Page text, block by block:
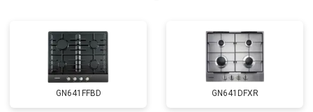
GN641FFBD GN641DFXR